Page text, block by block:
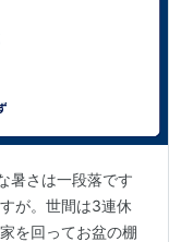
暑さは一段落です
が。世間は3連休
を回ってお盆の棚